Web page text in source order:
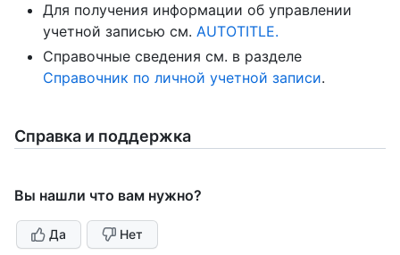
Для получения информации об управлении
учетной записью см. AUTOTITLE.
Справочные сведения см. в разделе
Справочник по личной учетной записи.
Справка и поддержка
Вы нашли что вам нужно?
Да Нет